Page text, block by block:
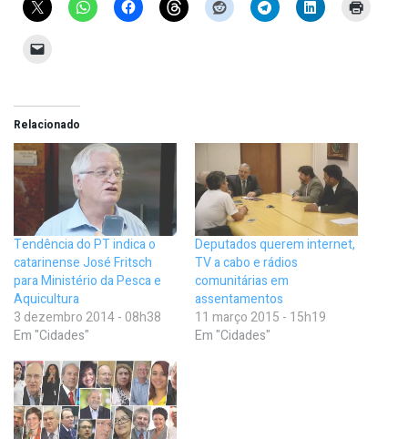
Relacionado
Tendência do PT indica o
catarinense José Fritsch
para Ministério da Pesca e
Aquicultura
3 dezembro 2014 - 08h38
Em "Cidades"
Deputados querem internet,
TV a cabo e rádios
comunitárias em
assentamentos
11 março 2015 - 15h19
Em "Cidades"